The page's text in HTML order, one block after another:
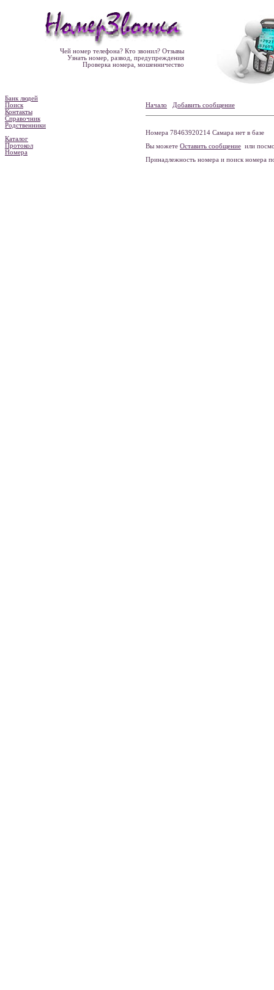
Чей номер телефона? Кто звонил? Отзывы
Узнать номер, развод, предупреждения
Проверка номера, мошенничество
Банк людей
Поиск
Контакты
Справочник
Родственники
Каталог
Протокол
Номера
Начало Добавить сообщение
Номера 78463920214 Самара нет в базе
Вы можете Оставить сообщение или
Принадлежность номера и поиск номера